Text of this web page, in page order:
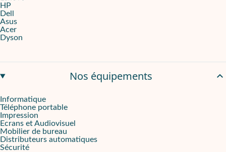
HP
Dell
Asus
Acer
Dyson
Nos équipements
Informatique
Téléphone portable
Impression
Ecrans et Audiovisuel
Mobilier de bureau
Distributeurs automatiques
Sécurité